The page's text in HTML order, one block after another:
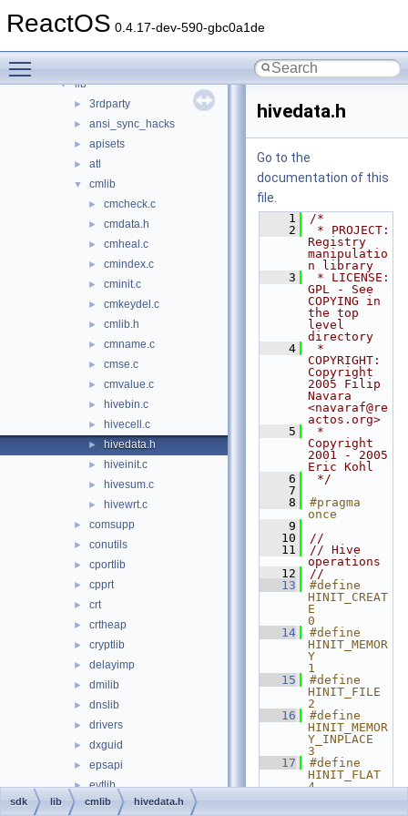
ReactOS 0.4.17-dev-590-gbc0a1de
► ntoskrnl
▼ lib
► 3rdparty
► ansi_sync_hacks
► apisets
► atl
▼ cmlib
► cmcheck.c
► cmdata.h
► cmheal.c
► cmindex.c
► cminit.c
► cmkeydel.c
► cmlib.h
► cmname.c
► cmse.c
► cmvalue.c
► hivebin.c
► hivecell.c
► hivedata.h
► hiveinit.c
► hivesum.c
► hivewrt.c
► comsupp
► conutils
► cportlib
► cpprt
► crt
► crtheap
► cryptlib
► delayimp
► dmilib
► dnslib
► drivers
► dxguid
► epsapi
► evtlib
► fast486
hivedata.h
Go to the
documentation of this
file.
    1
/*
    2
* PROJECT:
Registry
manipulatio
n library
    3
* LICENSE:
GPL - See
COPYING in
the top
level
directory
    4
*
COPYRIGHT:
Copyright
2005 Filip
Navara
<navaraf@re
actos.org>
    5
*
Copyright
2001 - 2005
Eric Kohl
    6
*/
    7
    8
#pragma
once
    9
   10
//
   11
// Hive
operations
   12
//
   13
#define
HINIT_CREAT
E
0
   14
#define
HINIT_MEMOR
Y
1
   15
#define
HINIT_FILE
2
   16
#define
HINIT_MEMOR
Y_INPLACE
3
   17
#define
HINIT_FLAT
4
sdk lib cmlib hivedata.h